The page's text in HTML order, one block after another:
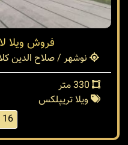
فروش ویلا
نوشهر / صلاح الدین کلا
ویلا تریپلکس
16 میلیارد